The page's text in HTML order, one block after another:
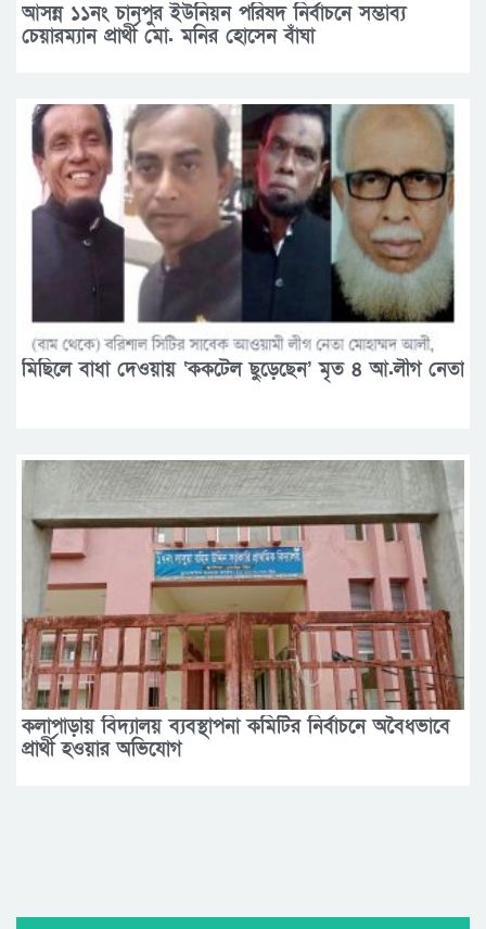
আসন্ন ১১নং চানপুর ইউনিয়ন পরিষদ নির্বাচনে সম্ভাব্য
চেয়ারম্যান প্রার্থী মো. মনির হোসেন বাঁঘা
মিছিলে বাধা দেওয়ায় ‘ককটেল ছুড়েছেন’ মৃত ৪ আ.লীগ নেতা
কলাপাড়ায় বিদ্যালয় ব্যবস্থাপনা কমিটির নির্বাচনে অবৈধভাবে
প্রার্থী হওয়ার অভিযোগ